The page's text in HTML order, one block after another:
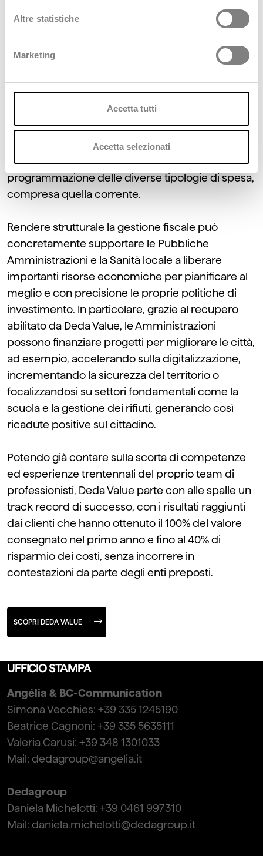
Altre statistiche
Marketing
Accetta tutti
Accetta selezionati
giuridica del personale
. Grazie ad una attenta
gestione delle imposte agirà per recuperare
parte delle risorse economiche necessarie per
innovare e migliorare i servizi ai cittadini, con il
disposizione. L’offerta di Deda Value ha infatti il
preciso obiettivo di rafforzare le azioni di
risanamento finanziario a 360°, anche attraverso
la corretta e puntuale gestione della fiscalità
passiva, consentendo il finanziamento e la
programmazione delle diverse tipologie di spesa,
compresa quella corrente.
Rendere strutturale la gestione fiscale può
concretamente supportare le Pubbliche
Amministrazioni e la Sanità locale a liberare
importanti risorse economiche per pianificare al
meglio e con precisione le proprie politiche di
investimento. In particolare, grazie al recupero
abilitato da Deda Value, le Amministrazioni
possono finanziare progetti per migliorare le città,
ad esempio, accelerando sulla digitalizzazione,
incrementando la sicurezza del territorio o
focalizzandosi su settori fondamentali come la
scuola e la gestione dei rifiuti, generando così
ricadute positive sul cittadino.
Potendo già contare sulla scorta di competenze
ed esperienze trentennali del proprio team di
professionisti, Deda Value parte con alle spalle un
track record di successo, con i risultati raggiunti
dai clienti che hanno ottenuto il 100% del valore
consegnato nel primo anno e fino al 40% di
risparmio dei costi, senza incorrere in
contestazioni da parte degli enti preposti.
SCOPRI DEDA VALUE
UFFICIO STAMPA
Angélia & BC-Communication
Simona Vecchies: +39 335 1245190
Beatrice Cagnoni: +39 335 5635111
Valeria Carusi: +39 348 1301033
Mail: dedagroup@angelia.it
Dedagroup
Daniela Michelotti: +39 0461 997310
Mail: daniela.michelotti@dedagroup.it